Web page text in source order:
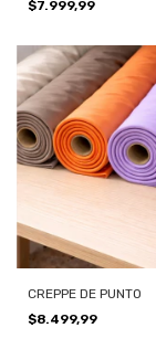
$7.999,99
CREPPE DE PUNTO
$8.499,99